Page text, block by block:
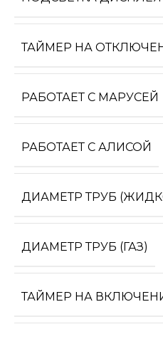
ТАЙМЕР НА
РАБОТАЕТ С МАРУСЕЙ
РАБОТАЕТ С АЛИСОЙ
ДИАМЕТР ТРУБ
ДИАМЕТР ТРУБ (ГАЗ)
ТАЙМЕР НА